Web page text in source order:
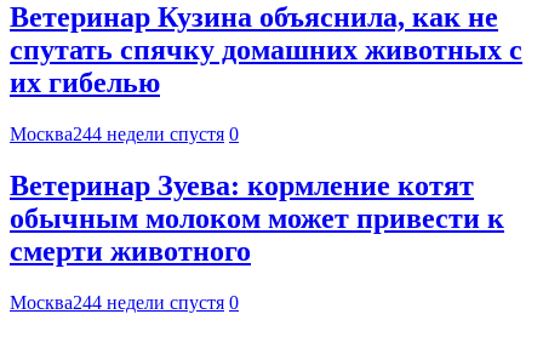
Ветеринар Кузина объяснила, как не
спутать спячку домашних животных с
их гибелью
Москва244 недели спустя 0
Ветеринар Зуева: кормление котят
обычным молоком может привести к
смерти животного
Москва244 недели спустя 0